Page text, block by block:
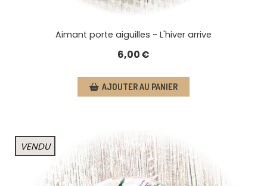
Aimant porte aiguilles - L'hiver arrive
6,00€
AJOUTER AU PANIER
VENDU